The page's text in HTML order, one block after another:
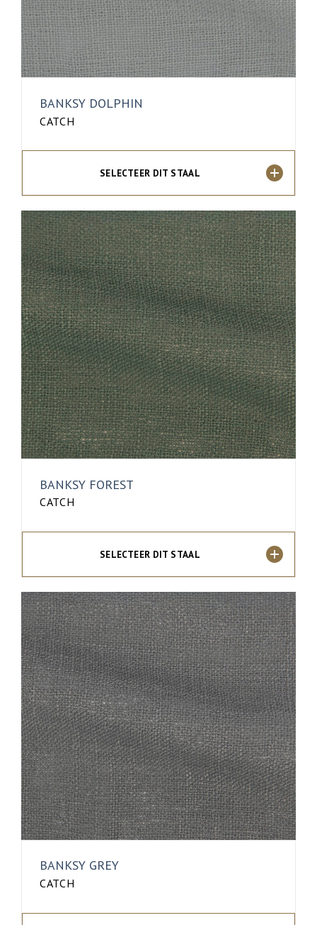
BANKSY DOLPHIN
CATCH
SELECTEER DIT STAAL
BANKSY FOREST
CATCH
SELECTEER DIT STAAL
BANKSY GREY
CATCH